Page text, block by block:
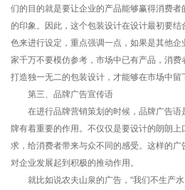
们的目的就是要让企业的产品能够赢得消费
的印象。因此，这个包装设计在设计最初要
色来进行设定，重点强调一点，如果是其他
家千万不要模仿参考，市场中已有产品，消
打造独一无二的包装设计，才能够在市场中留
第三、品牌广告宣传语
在进行品牌营销策划的时候，品牌广告语
牌有着重要的作用。不仅仅是要设计的朗朗
求，给消费者带来与众不同的感受。这样的
对企业发展起到积极的推动作用。
就比如说农夫山泉的广告，“我们不生产水